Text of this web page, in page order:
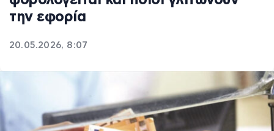
την εφορία
20.05.2026, 8:07